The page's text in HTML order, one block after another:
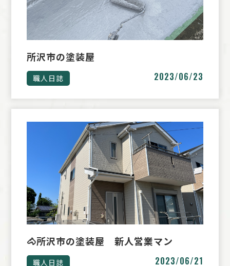
所沢市の塗装屋
職人日誌 2023/06/23
🐴所沢市の塗装屋 新人営業マン
職人日誌 2023/06/21